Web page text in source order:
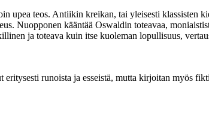
upea teos. Antiikin kreikan, tai yleisesti klassisten
Nuopponen kääntää Oswaldin toteavaa,
ja toteava kuin itse kuoleman lopullisuus,
runoista ja esseistä, mutta kirjoitan myös